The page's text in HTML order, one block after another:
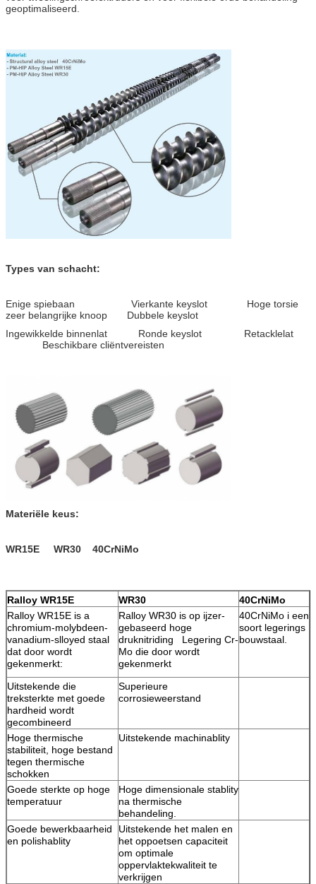
geoptimaliseerd.
Types van schacht:
Enige spiebaan Vierkante keyslot Hoge torsie
zeer belangrijke knoop Dubbele keyslot
Ingewikkelde binnenlat Ronde keyslot Retacklelat
Beschikbare cliëntvereisten
Materiële keus:
WR15E WR30 40CrNiMo
Ralloy WR15E WR30
40CrNiMo
Ralloy WR15E is a
chromium-molybdeen-
vanadium-slloyed staal
dat door wordt
gekenmerkt:
Ralloy WR30 is op ijzer-
gebaseerd hoge
druknitriding Legering Cr-
Mo die door wordt
gekenmerkt
40CrNiMo i een
soort legerings
bouwstaal.
Uitstekende die
treksterkte met goede
hardheid wordt
gecombineerd
Superieure
corrosieweerstand
Hoge thermische
stabiliteit, hoge bestand
tegen thermische
schokken
Uitstekende machinablity
Goede sterkte op hoge
temperatuur
Hoge dimensionale stablity
na thermische
behandeling.
Goede bewerkbaarheid
en polishablity
Uitstekende het malen en
het oppoetsen capaciteit
om optimale
oppervlaktekwaliteit te
verkrijgen